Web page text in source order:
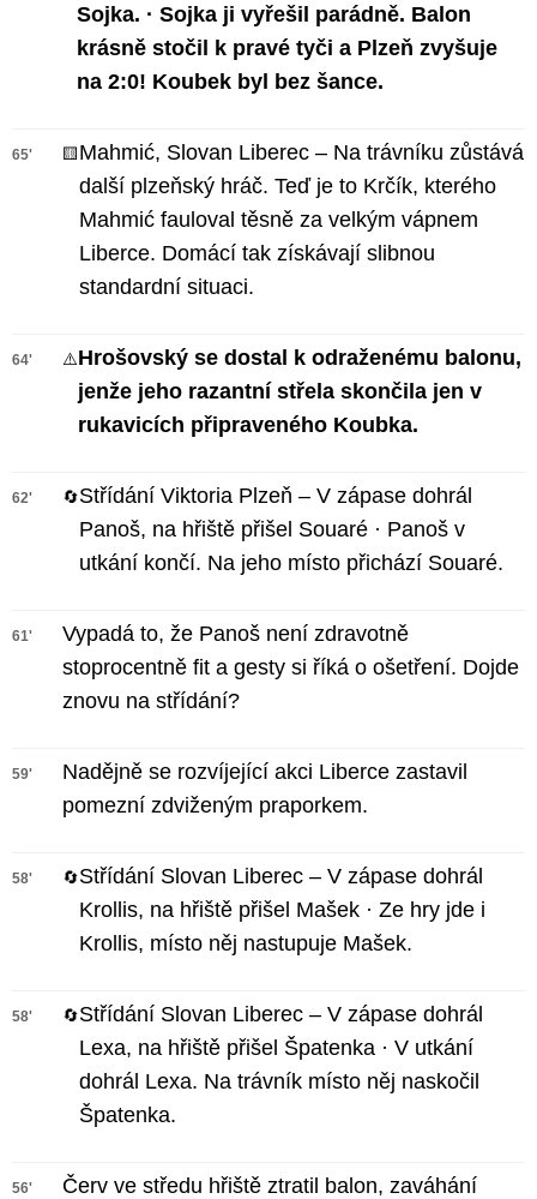
Sojka. · Sojka ji vyřešil parádně. Balon
krásně stočil k pravé tyči a Plzeň zvyšuje
na 2:0! Koubek byl bez šance.
65' 🟨Mahmić, Slovan Liberec – Na trávníku zůstává
další plzeňský hráč. Teď je to Krčík, kterého
Mahmić fauloval těsně za velkým vápnem
Liberce. Domácí tak získávají slibnou
standardní situaci.
64' ⚠️Hrošovský se dostal k odraženému balonu,
jenže jeho razantní střela skončila jen v
rukavicích připraveného Koubka.
62' 🔄Střídání Viktoria Plzeň – V zápase dohrál
Panoš, na hřiště přišel Souaré · Panoš v
utkání končí. Na jeho místo přichází Souaré.
61'
Vypadá to, že Panoš není zdravotně
stoprocentně fit a gesty si říká o ošetření. Dojde
znovu na střídání?
59'
Nadějně se rozvíjející akci Liberce zastavil
pomezní zdviženým praporkem.
58' 🔄Střídání Slovan Liberec – V zápase dohrál
Krollis, na hřiště přišel Mašek · Ze hry jde i
Krollis, místo něj nastupuje Mašek.
58' 🔄Střídání Slovan Liberec – V zápase dohrál
Lexa, na hřiště přišel Špatenka · V utkání
dohrál Lexa. Na trávník místo něj naskočil
Špatenka.
56'
Červ ve středu hřiště ztratil balon, zaváhání